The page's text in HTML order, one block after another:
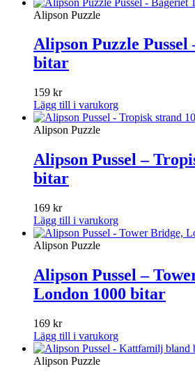
Alipson Puzzle
Alipson Puzzle Pussel
bitar
159 kr
Lägg till i varukorg
Alipson Puzzle
Alipson Pussel –
bitar
169 kr
Lägg till i varukorg
Alipson Puzzle
Alipson Pussel –
London 1000 bitar
169 kr
Lägg till i varukorg
Alipson Puzzle